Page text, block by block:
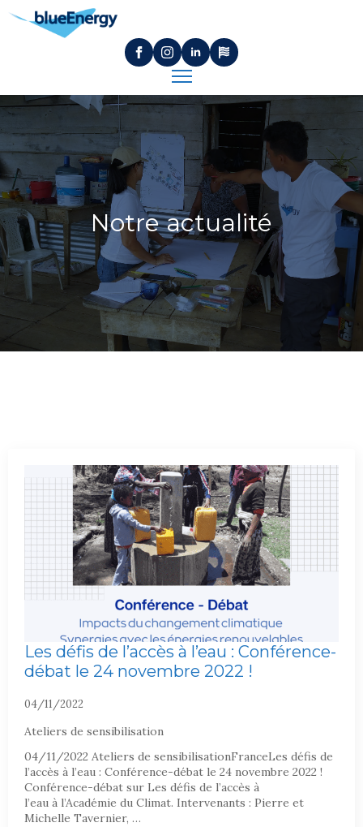
Notre actualité
Les défis de l’accès à l’eau : Conférence-
débat le 24 novembre 2022 !
04/11/2022
Ateliers de sensibilisation
04/11/2022 Ateliers de sensibilisationFranceLes défis de
l’accès à l’eau : Conférence-débat le 24 novembre 2022 !
Conférence-débat sur Les défis de l’accès à
l’eau à l’Académie du Climat. Intervenants : Pierre et
Michelle Tavernier, …